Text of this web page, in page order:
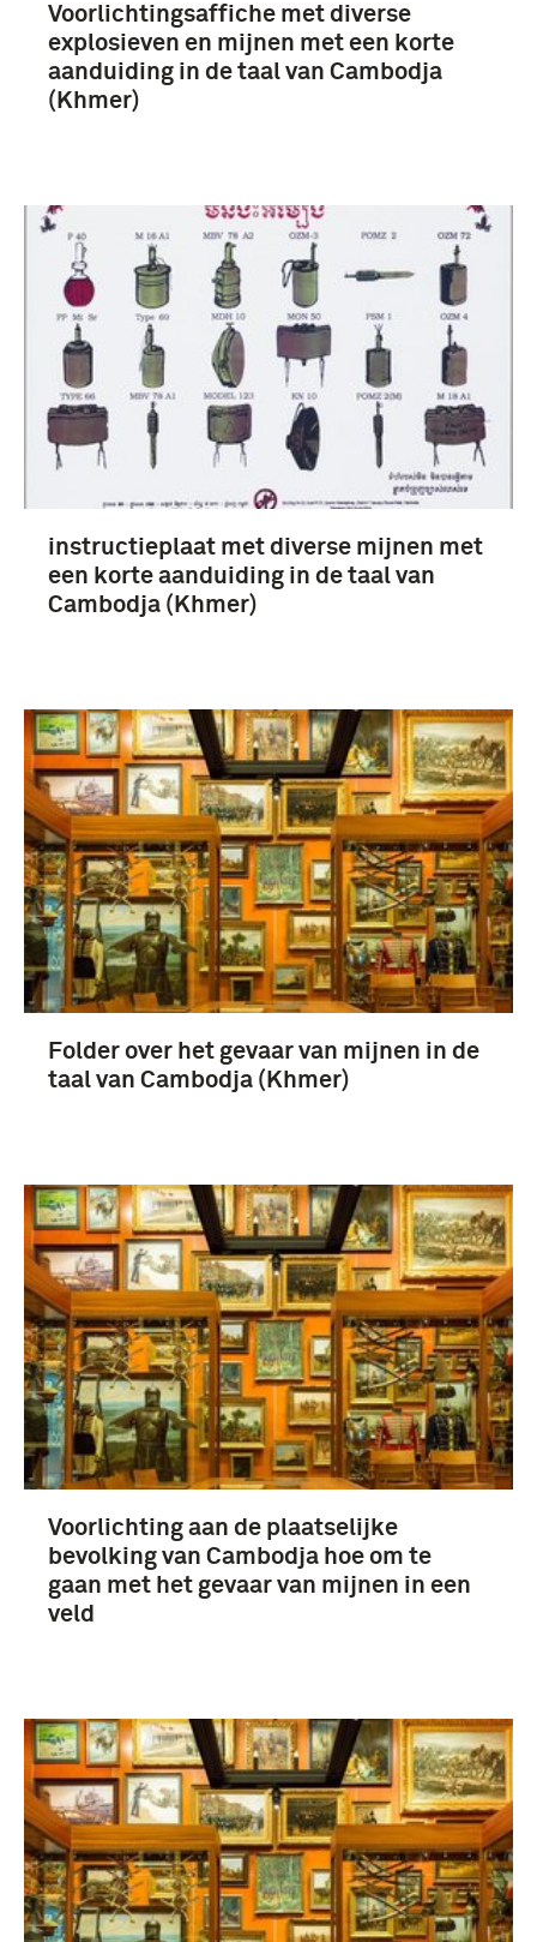
Voorlichtingsaffiche met diverse
explosieven en mijnen met een korte
aanduiding in de taal van Cambodja
(Khmer)
instructieplaat met diverse mijnen met
een korte aanduiding in de taal van
Cambodja (Khmer)
Folder over het gevaar van mijnen in de
taal van Cambodja (Khmer)
Voorlichting aan de plaatselijke
bevolking van Cambodja hoe om te
gaan met het gevaar van mijnen in een
veld